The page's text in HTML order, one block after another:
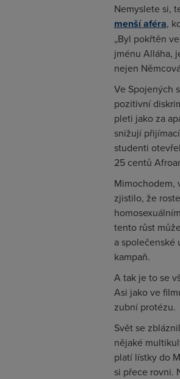
Nemyslete si,
menší aféra,
„Byl pokřtěn
jménu Alláha,
nejen
Ve Spojených
pozitivní
pleti jako za
snižují
studenti
25 centů
Mimochodem,
zjistilo, že
tento růst
a společenské
kampaň.
A tak je to se
Asi jako ve
zubní protézu.
Svět se
nějaké
platí lístky do
si přece rovni.